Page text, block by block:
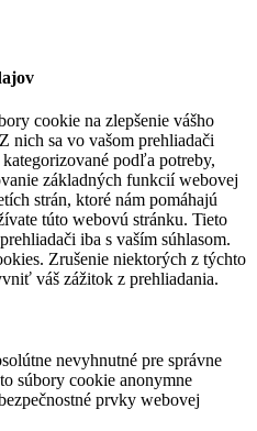
cookie na zlepšenie vášho
nich sa vo vašom prehliadači
podľa potreby,
základných funkcií webovej
strán, ktoré nám pomáhajú
túto webovú stránku. Tieto
iba s vaším súhlasom.
Zrušenie niektorých z týchto
váš zážitok z prehliadania.
nevyhnutné pre správne
súbory cookie anonymne
prvky webovej